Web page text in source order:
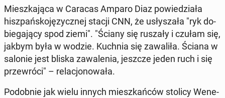
Miesz­ka­ją­ca w Caracas Amparo Diaz po­wie­dzia­ła
hisz­pań­sko­ję­zycz­nej stacji CNN, że usły­sza­ła "ryk do­
bie­ga­ją­cy spod ziemi". "Ściany się ruszały i czułam się,
jakbym była w wodzie. Kuchnia się za­wa­li­ła. Ściana w
salonie jest bliska za­wa­le­nia, jeszcze jeden ruch i się
prze­wró­ci" – re­la­cjo­no­wa­ła.
Po­dob­nie jak wielu innych miesz­kań­ców stolicy We­ne­